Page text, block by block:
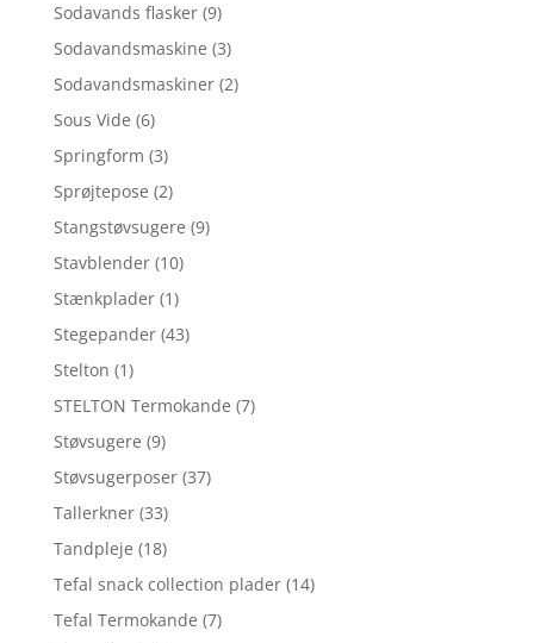
Sodavands flasker (9)
Sodavandsmaskine (3)
Sodavandsmaskiner (2)
Sous Vide (6)
Springform (3)
Sprøjtepose (2)
Stangstøvsugere (9)
Stavblender (10)
Stænkplader (1)
Stegepander (43)
Stelton (1)
STELTON Termokande (7)
Støvsugere (9)
Støvsugerposer (37)
Tallerkner (33)
Tandpleje (18)
Tefal snack collection plader (14)
Tefal Termokande (7)